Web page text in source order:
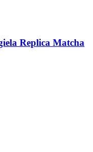
Replica Matcha